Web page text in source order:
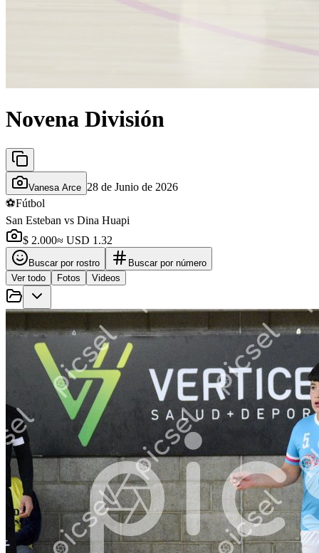
Novena División
Vanesa Arce 28 de Junio de 2026
⚽Fútbol
San Esteban vs Dina Huapi
$ 2.000≈ USD 1.32
Buscar por rostro
Buscar por número
Ver todo
Fotos Videos